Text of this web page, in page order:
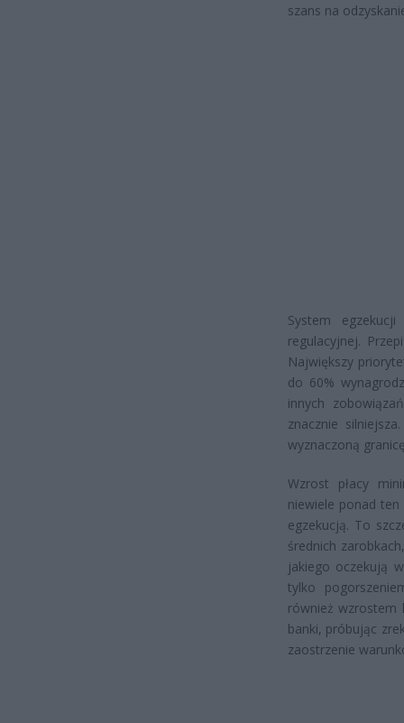
szans na
System
regulacyjnej.
Największy
do 60%
innych
znacznie
wyznaczoną
Wzrost płacy
niewiele ponad
egzekucją. To
średnich
jakiego oczekują
tylko
również wzrostem
banki, próbując
zaostrzenie